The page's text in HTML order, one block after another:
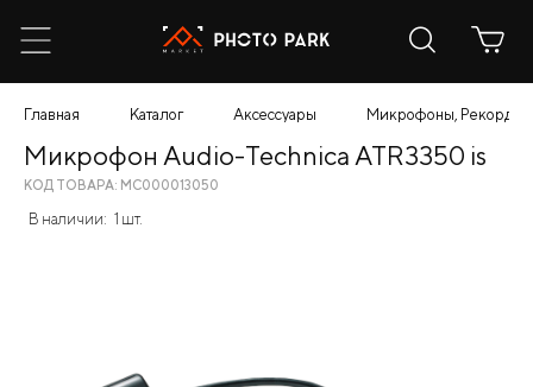
Главная Каталог Аксессуары Микрофоны,
Микрофон Audio-Technica ATR3350 is
КОД ТОВАРА: МС000013050
В наличии: 1 шт.